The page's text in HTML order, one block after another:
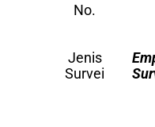
No.
Jenis
Survei